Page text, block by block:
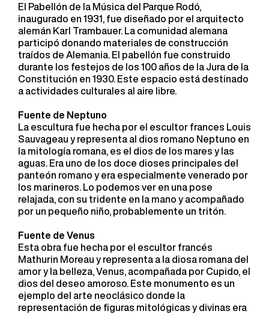
El Pabellón de la Música del Parque Rodó,
inaugurado en 1931, fue diseñado por el arquitecto
alemán Karl Trambauer. La comunidad alemana
participó donando materiales de construcción
traídos de Alemania. El pabellón fue construido
durante los festejos de los 100 años de la Jura de la
Constitución en 1930. Este espacio está destinado
a actividades culturales al aire libre.
Fuente de Neptuno
La escultura fue hecha por el escultor frances Louis
Sauvageau y representa al dios romano Neptuno en
la mitología romana, es el dios de los mares y las
aguas. Era uno de los doce dioses principales del
panteón romano y era especialmente venerado por
los marineros. Lo podemos ver en una pose
relajada, con su tridente en la mano y acompañado
por un pequeño niño, probablemente un tritón.
Fuente de Venus
Esta obra fue hecha por el escultor francés
Mathurin Moreau y representa a la diosa romana del
amor y la belleza, Venus, acompañada por Cupido, el
dios del deseo amoroso. Este monumento es un
ejemplo del arte neoclásico donde la
representación de figuras mitológicas y divinas era